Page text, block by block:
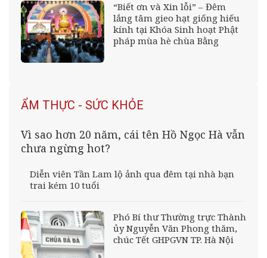
“Biết ơn và Xin lỗi” – Đêm
lắng tâm gieo hạt giống hiếu
kính tại Khóa Sinh hoạt Phật
pháp mùa hè chùa Bằng
ẨM THỰC - SỨC KHỎE
Vì sao hơn 20 năm, cái tên Hồ Ngọc Hà vẫn
chưa ngừng hot?
Diễn viên Tần Lam lộ ảnh qua đêm tại nhà bạn
trai kém 10 tuổi
Phó Bí thư Thường trực Thành
ủy Nguyễn Văn Phong thăm,
chúc Tết GHPGVN TP. Hà Nội